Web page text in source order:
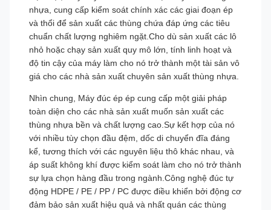
nhựa, cung cấp kiểm soát chính xác các giai đoạn ép
và thổi để sản xuất các thùng chứa đáp ứng các tiêu
chuẩn chất lượng nghiêm ngặt.Cho dù sản xuất các lô
nhỏ hoặc chạy sản xuất quy mô lớn, tính linh hoạt và
độ tin cậy của máy làm cho nó trở thành một tài sản vô
giá cho các nhà sản xuất chuyên sản xuất thùng nhựa.
Nhìn chung, Máy đúc ép ép cung cấp một giải pháp
toàn diện cho các nhà sản xuất muốn sản xuất các
thùng nhựa bền và chất lượng cao.Sự kết hợp của nó
với nhiều tùy chọn đầu đệm, dốc di chuyển đĩa đáng
kể, tương thích với các nguyên liệu thô khác nhau, và
áp suất không khí được kiểm soát làm cho nó trở thành
sự lựa chọn hàng đầu trong ngành.Công nghệ đúc tự
động HDPE / PE / PP / PC được điều khiển bởi động cơ
đảm bảo sản xuất hiệu quả và nhất quán các thùng